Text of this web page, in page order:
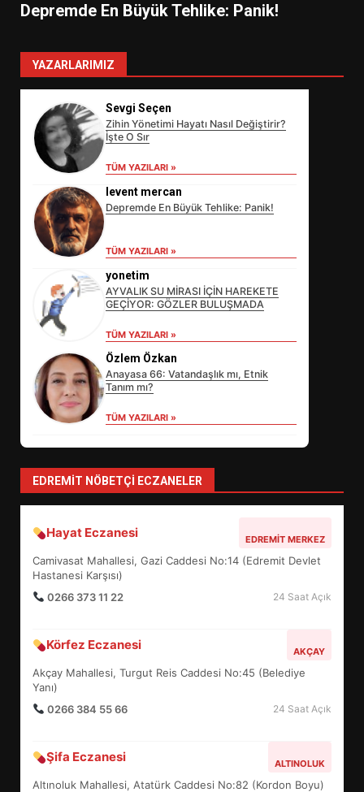
Depremde En Büyük Tehlike: Panik!
YAZARLARIMIZ
Sevgi Seçen
Zihin Yönetimi Hayatı Nasıl Değiştirir?
İşte O Sır
TÜM YAZILARI »
levent mercan
Depremde En Büyük Tehlike: Panik!
TÜM YAZILARI »
yonetim
AYVALIK SU MİRASI İÇİN HAREKETE
GEÇİYOR: GÖZLER BULUŞMADA
TÜM YAZILARI »
Özlem Özkan
Anayasa 66: Vatandaşlık mı, Etnik
Tanım mı?
TÜM YAZILARI »
EDREMIT NÖBETÇI ECZANELER
Hayat Eczanesi EDREMIT MERKEZ
Camivasat Mahallesi, Gazi Caddesi No:14 (Edremit Devlet
Hastanesi Karşısı)
0266 373 11 22
24 Saat Açık
Körfez Eczanesi AKÇAY
Akçay Mahallesi, Turgut Reis Caddesi No:45 (Belediye
Yanı)
0266 384 55 66
24 Saat Açık
Şifa Eczanesi ALTINOLUK
Altınoluk Mahallesi, Atatürk Caddesi No:82 (Kordon Boyu)
3
SÜRDÜRÜLEBİLİRLİKTE NE
DEĞİŞECEK?
4
5
BALIKESİR MÜZELERİNDE SÜRE
UZATILDI: NE DEĞİŞTİ?
6
TURNUVASI KAYITLARI NEYİ
7
YENİ YÖNETİM NASIL
ŞEKİLLENDİ?